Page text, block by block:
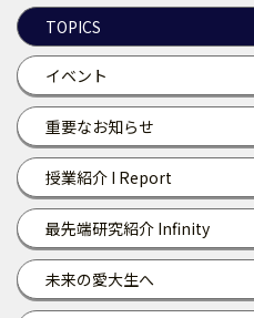
TOPICS
イベント
重要なお知らせ
授業紹介 I Report
最先端研究紹介 Infinity
未来の愛大生へ